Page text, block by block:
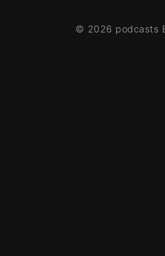
© 2026 podcasts